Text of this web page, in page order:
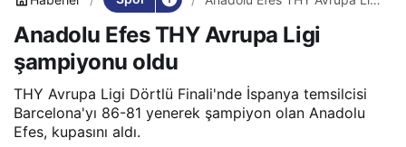
Anadolu Efes THY Avrupa Ligi
şampiyonu oldu
THY Avrupa Ligi Dörtlü Finali'nde İspanya temsilcisi
Barcelona'yı 86-81 yenerek şampiyon olan Anadolu
Efes, kupasını aldı.